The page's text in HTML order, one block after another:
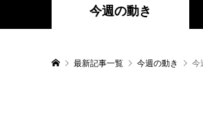
今週の動き
最新記事一覧 今週の動き 今